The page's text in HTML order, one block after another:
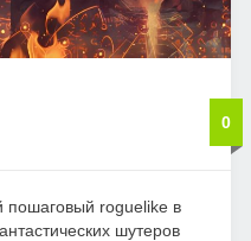
0
пошаговый roguelike в
шутеров